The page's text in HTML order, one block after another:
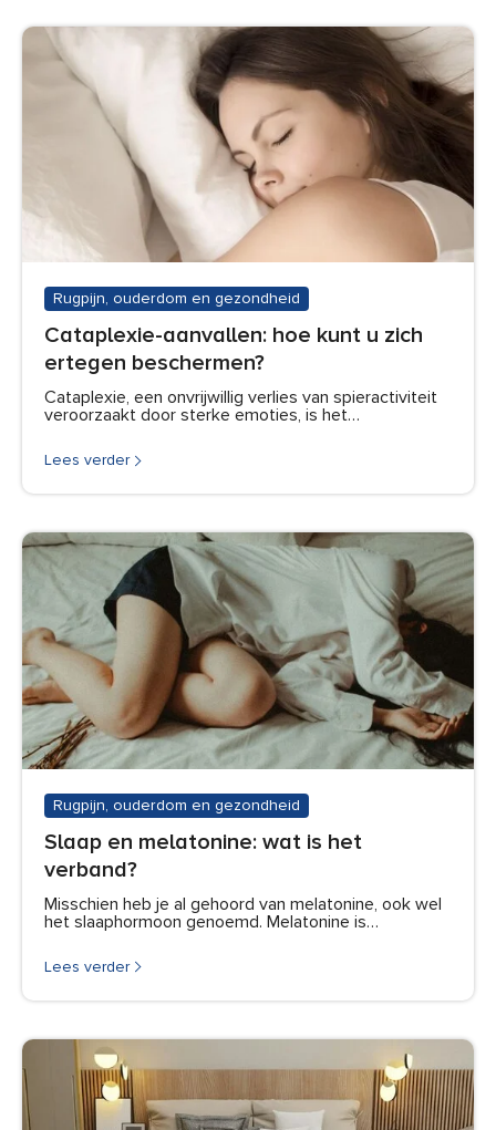
Rugpijn, ouderdom en gezondheid
Cataplexie-aanvallen: hoe kunt u zich
ertegen beschermen?
Cataplexie, een onvrijwillig verlies van spieractiviteit
veroorzaakt door sterke emoties, is het…
Lees verder
Rugpijn, ouderdom en gezondheid
Slaap en melatonine: wat is het
verband?
Misschien heb je al gehoord van melatonine, ook wel
het slaaphormoon genoemd. Melatonine is…
Lees verder